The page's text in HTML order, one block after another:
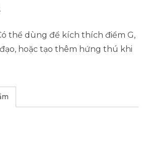
thể dùng để kích thích điểm G,
đạo, hoặc tạo thêm hứng thú khi